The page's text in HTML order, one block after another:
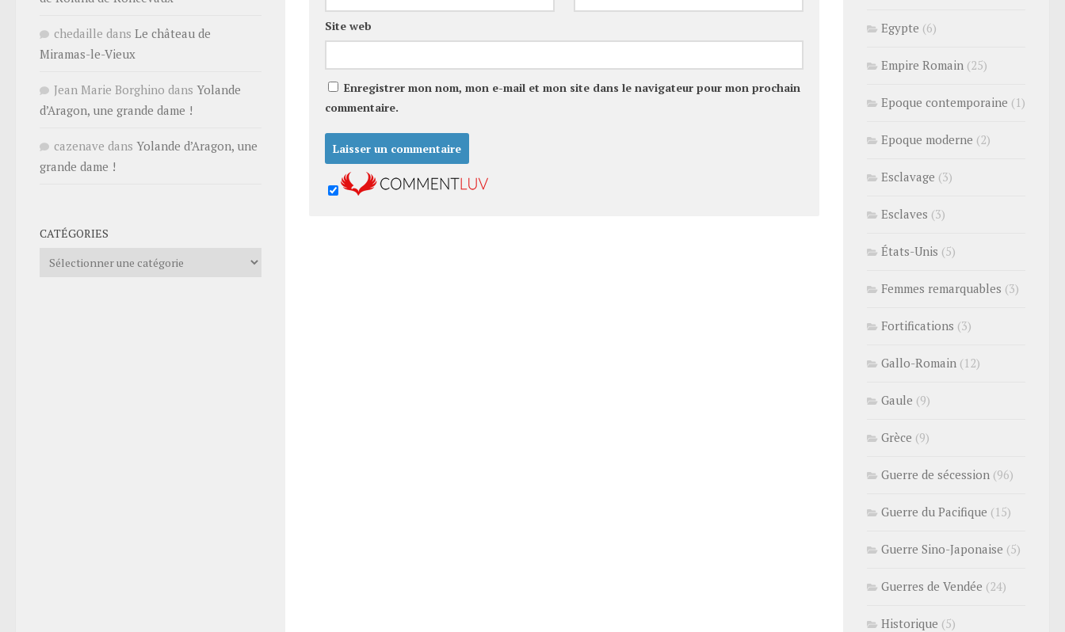
Site web
Enregistrer mon nom, mon e-mail et mon site dans le navigateur pour mon prochain
commentaire.
chedaille dans Le château de
Miramas-le-Vieux
Jean Marie Borghino dans Yolande
d’Aragon, une grande dame !
cazenave dans Yolande d’Aragon, une
grande dame !
CATÉGORIES
Catégories
Egypte (6)
Empire Romain (25)
Epoque contemporaine (1)
Epoque moderne (2)
Esclavage (3)
Esclaves (3)
États-Unis (5)
Femmes remarquables (3)
Fortifications (3)
Gallo-Romain (12)
Gaule (9)
Grèce (9)
Guerre de sécession (96)
Guerre du Pacifique (15)
Guerre Sino-Japonaise (5)
Guerres de Vendée (24)
Historique (5)